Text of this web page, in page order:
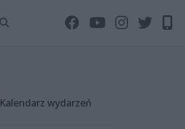
Kalendarz wydarzeń